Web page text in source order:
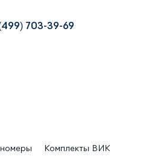
703-39-69
Комплекты ВИК